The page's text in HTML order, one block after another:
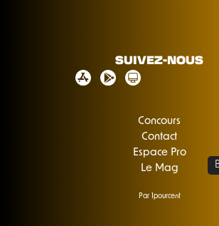
SUIVEZ-NOUS
Concours
Contact
Espace Pro
Le Mag
Par 1pourcent